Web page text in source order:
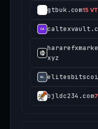
gtbuk.com15 VT
xyz
bjldc234.com